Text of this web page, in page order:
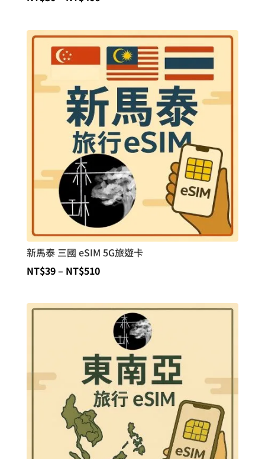
範
圍：
NT$30
到
NT$406
新馬泰 三國 eSIM 5G旅遊卡
NT$39– NT$510價
範
圍：
NT$39
NT$510